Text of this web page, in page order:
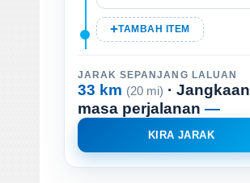
TAMBAH ITEM
JARAK SEPANJANG LALUAN
33 km (20 mi) · Jangkaan
masa perjalanan —
KIRA JARAK